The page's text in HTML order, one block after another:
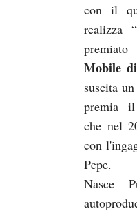
con il
realizza
Mobile
suscita
premia
che nel
con
Pepe.
Nasce